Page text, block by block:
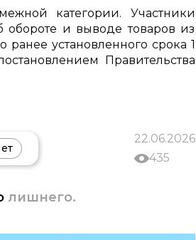
категории. Участники
обороте и выводе товаров из
ранее установленного срока 1
Правительства
22.06.2026
435
лишнего.